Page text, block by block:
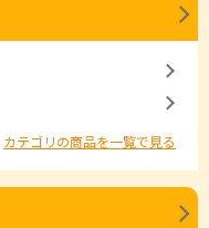
カテゴリの商品を一覧で見る